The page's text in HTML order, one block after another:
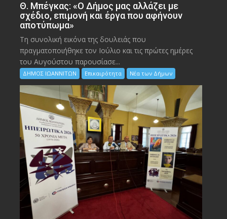
Θ. Μπέγκας: «Ο Δήμος μας αλλάζει με
σχέδιο, επιμονή και έργα που αφήνουν
αποτύπωμα»
Τη συνολική εικόνα της δουλειάς που
πραγματοποιήθηκε τον Ιούλιο και τις πρώτες ημέρες
του Αυγούστου παρουσίασε...
ΔΗΜΟΣ ΙΩΑΝΝΙΤΩΝ Επικαιρότητα Νέα των Δήμων